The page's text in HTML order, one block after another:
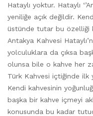
Hataylı yoktur. Hataylı
yeniliğe açık değildir.
üstünde tutar bu özelliği
Antakya Kahvesi
yolculuklara da çıksa
olunsa bile o kahve her
Türk Kahvesi içtiğinde
Kendi kahvesinin
başka bir kahve içmeyi
konusunda bu kadar